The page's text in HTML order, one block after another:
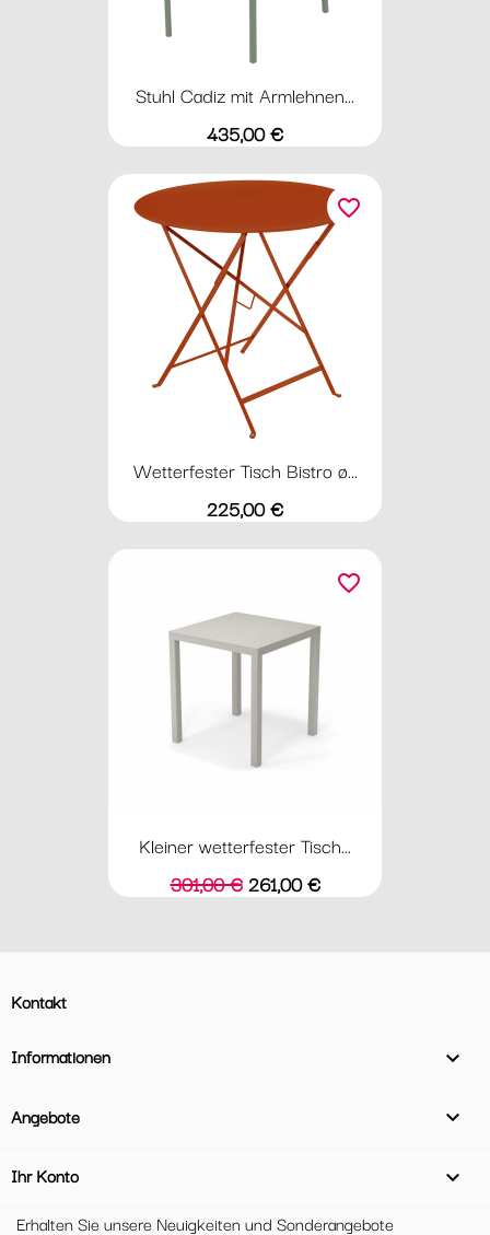
Stuhl Cadiz mit Armlehnen...
Preis
435,00 €
Wetterfester Tisch Bistro ø...
Preis
225,00 €
favorite_border
Kleiner wetterfester Tisch...
Verkaufspreis
301,00 € Preis
261,00 €
favorite_border
Kontakt
Informationen 
Angebote 
Ihr Konto

Erhalten Sie unsere Neuigkeiten und Sonderangebote